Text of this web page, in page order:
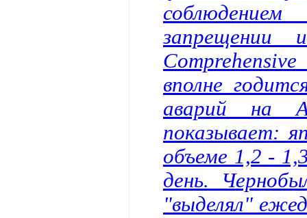
запрещении
вполне
аварий на
показывает:
объеме 1,2 -
день.
"выделял"